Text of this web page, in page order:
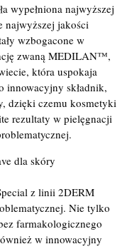
wypełniona najwyższej
najwyższej jakości
wzbogacone w
zwaną MEDILAN™,
która uspokaja
innowacyjny składnik,
dzięki czemu kosmetyki
rezultaty w pielęgnacji
dla skóry
z linii 2DERM
Nie tylko
farmakologicznego
w innowacyjny